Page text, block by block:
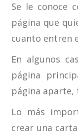
Se le conoce
página que
cuanto entren
En algunos
página
página aparte,
Lo más
crear una